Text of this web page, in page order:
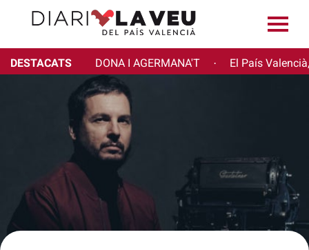
DESTACATS DONA I AGERMANA'T · El País